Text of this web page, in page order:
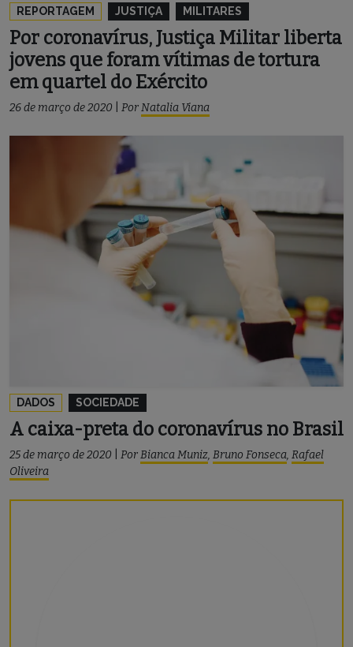
REPORTAGEM JUSTIÇA MILITARES
Por coronavírus, Justiça Militar liberta
jovens que foram vítimas de tortura
em quartel do Exército
26 de março de 2020 PorNatalia Viana
DADOS SOCIEDADE
A caixa-preta do coronavírus no Brasil
25 de março de 2020 PorBianca Muniz, Bruno Fonseca, Rafael
Oliveira